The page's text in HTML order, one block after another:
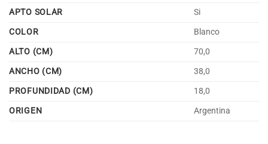
APTO SOLAR
Si
COLOR
Blanco
ALTO (CM)
70,0
ANCHO (CM)
38,0
PROFUNDIDAD (CM)
18,0
ORIGEN
Argentina